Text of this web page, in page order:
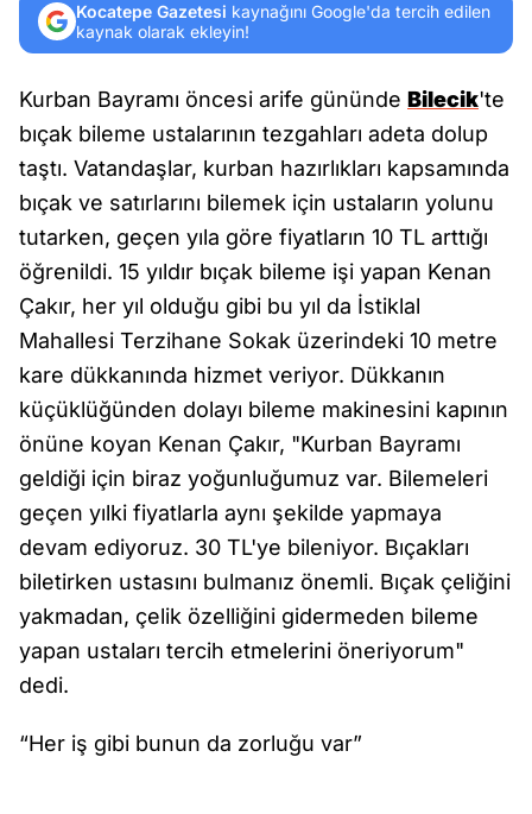
Kocatepe Gazetesi kaynağını Google'da tercih edilen
kaynak olarak ekleyin!
Kurban Bayramı öncesi arife gününde Bilecik'te
bıçak bileme ustalarının tezgahları adeta dolup
taştı. Vatandaşlar, kurban hazırlıkları kapsamında
bıçak ve satırlarını bilemek için ustaların yolunu
tutarken, geçen yıla göre fiyatların 10 TL arttığı
öğrenildi. 15 yıldır bıçak bileme işi yapan Kenan
Çakır, her yıl olduğu gibi bu yıl da İstiklal
Mahallesi Terzihane Sokak üzerindeki 10 metre
kare dükkanında hizmet veriyor. Dükkanın
küçüklüğünden dolayı bileme makinesini kapının
önüne koyan Kenan Çakır, "Kurban Bayramı
geldiği için biraz yoğunluğumuz var. Bilemeleri
geçen yılki fiyatlarla aynı şekilde yapmaya
devam ediyoruz. 30 TL'ye bileniyor. Bıçakları
biletirken ustasını bulmanız önemli. Bıçak çeliğini
yakmadan, çelik özelliğini gidermeden bileme
yapan ustaları tercih etmelerini öneriyorum"
dedi.
“Her iş gibi bunun da zorluğu var”